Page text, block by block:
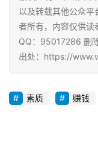
以及转载其他公众
者所有，内容仅供读
QQ：95017286 删
出处：https://
素质 赚钱